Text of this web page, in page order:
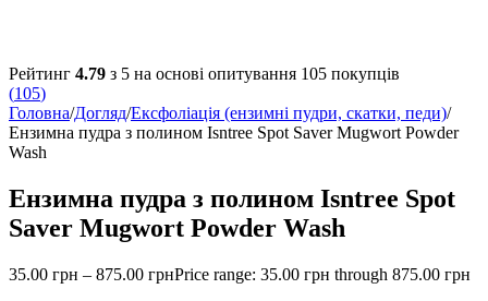
Рейтинг 4.79 з 5 на основі опитування 105 покупців
(105)
Головна/Догляд/Ексфоліація (ензимні пудри, скатки, педи)/
Ензимна пудра з полином Isntree Spot Saver Mugwort Powder
Wash
Ензимна пудра з полином Isntree Spot
Saver Mugwort Powder Wash
35.00 грн – 875.00 грнPrice range: 35.00 грн through 875.00 грн